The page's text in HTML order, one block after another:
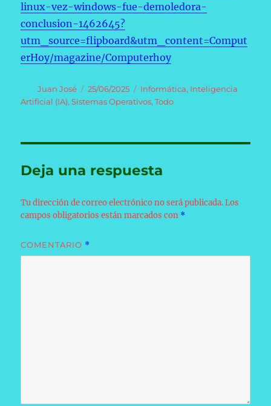
linux-vez-windows-fue-demoledora-
conclusion-1462645?
utm_source=flipboard&utm_content=Comput
erHoy/magazine/Computerhoy
Autor
Juan José
Publicado
el
25/06/2025 Categorías
Informática, Inteligencia
Artificial (IA),Sistemas Operativos,Todo
Deja una respuesta
Tu dirección de correo electrónico no será publicada. Los
campos obligatorios están marcados con *
COMENTARIO *